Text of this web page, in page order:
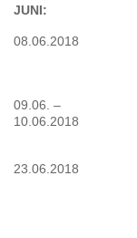
JUNI:
08.06.2018
09.06. –
10.06.2018
23.06.2018